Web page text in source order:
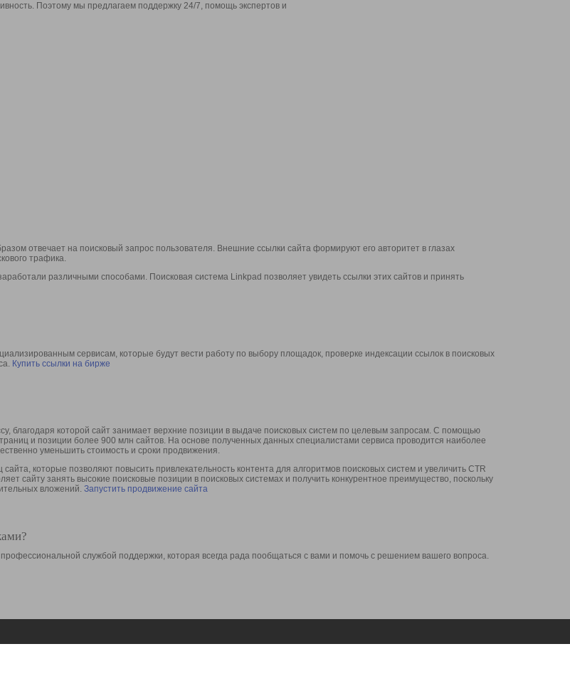
Поэтому мы предлагаем поддержку 24/7, помощь экспертов и
отвечает на поисковый запрос пользователя. Внешние ссылки сайта формируют его авторитет в глазах
трафика.
различными способами. Поисковая система Linkpad позволяет увидеть ссылки этих сайтов и принять
сервисам, которые будут вести работу по выбору площадок, проверке индексации ссылок в поисковых
Купить ссылки на бирже
благодаря которой сайт занимает верхние позиции в выдаче поисковых систем по целевым запросам. С помощью
и позиции более 900 млн сайтов. На основе полученных данных специалистами сервиса проводится наиболее
уменьшить стоимость и сроки продвижения.
которые позволяют повысить привлекательность контента для алгоритмов поисковых систем и увеличить CTR
сайту занять высокие поисковые позиции в поисковых системах и получить конкурентное преимущество, поскольку
вложений. Запустить продвижение сайта
службой поддержки, которая всегда рада пообщаться с вами и помочь с решением вашего вопроса.